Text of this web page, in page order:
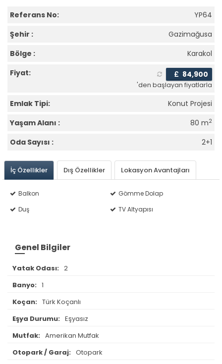
Referans No:
YP64
Şehir :
Gazimağusa
Bölge :
Karakol
Fiyat:
£ 84,900
'den başlayan fiyatlarla
Emlak Tipi:
Konut Projesi
Yaşam Alanı :
80 m2
Oda Sayısı : 2+1
İç Özellikler Dış Özellikler Lokasyon Avantajları
Balkon
Gömme Dolap
Duş
TV Altyapısı
Genel Bilgiler
Yatak Odası: 2
Banyo: 1
Koçan: Türk Koçanlı
Eşya Durumu: Eşyasız
Mutfak: Amerikan Mutfak
Otopark / Garaj: Otopark